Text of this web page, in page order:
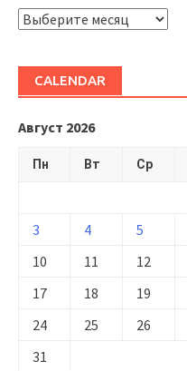
ARHIVĂ
CALENDAR
Август 2026
Пн Вт Ср
3
4 5
10
11 12
17
18 19
24
25 26
31